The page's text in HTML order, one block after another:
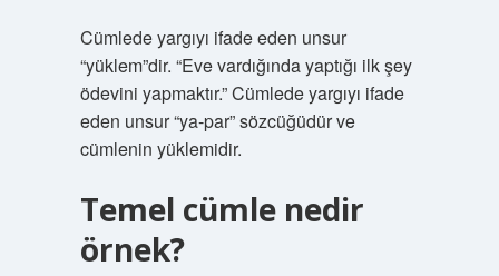
Cümlede yargıyı ifade eden unsur
“yüklem”dir. “Eve vardığında yaptığı ilk şey
ödevini yapmaktır.” Cümlede yargıyı ifade
eden unsur “ya-par” sözcüğüdür ve
cümlenin yüklemidir.
Temel cümle nedir
örnek?